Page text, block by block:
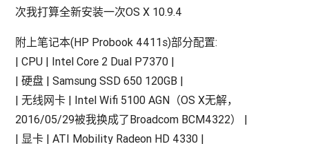
次我打算全新安装一次OS X 10.9.4
附上笔记本(HP Probook 4411s)部分配置:
| CPU | Intel Core 2 Dual P7370 |
| 硬盘 | Samsung SSD 650 120GB |
| 无线网卡 | Intel Wifi 5100 AGN（OS X无解，
2016/05/29被我换成了Broadcom BCM4322） |
| 显卡 | ATI Mobility Radeon HD 4330 |